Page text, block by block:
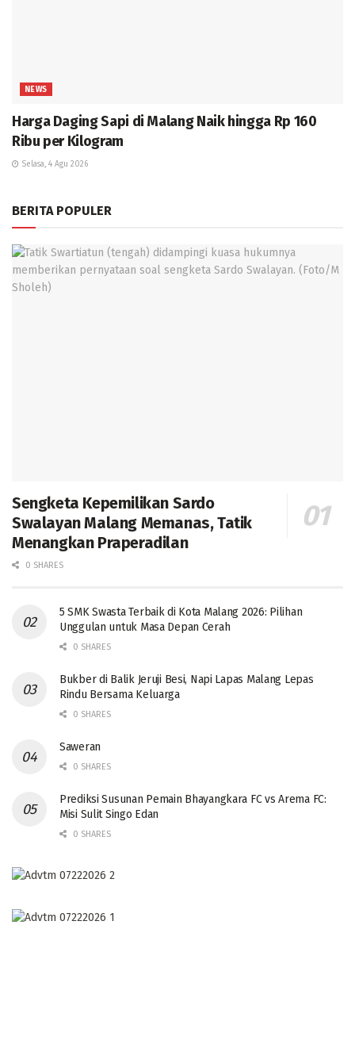
NEWS
Harga Daging Sapi di Malang Naik hingga Rp 160
Ribu per Kilogram
Selasa, 4 Agu 2026
BERITA POPULER
Sengketa Kepemilikan Sardo
Swalayan Malang Memanas, Tatik
Menangkan Praperadilan
0 SHARES
5 SMK Swasta Terbaik di Kota Malang 2026: Pilihan
Unggulan untuk Masa Depan Cerah
0 SHARES
Bukber di Balik Jeruji Besi, Napi Lapas Malang Lepas
Rindu Bersama Keluarga
0 SHARES
Saweran
0 SHARES
Prediksi Susunan Pemain Bhayangkara FC vs Arema FC:
Misi Sulit Singo Edan
0 SHARES